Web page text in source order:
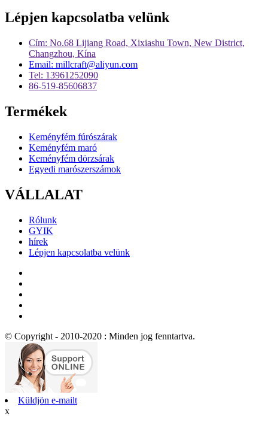
Lépjen kapcsolatba velünk
Cím: No.68 Lijiang Road, Xixiashu Town, New District,
Changzhou, Kína
Email: millcraft@aliyun.com
Tel: 13961252090
86-519-85606837
Termékek
Keményfém fúrószárak
Keményfém maró
Keményfém dörzsárak
Egyedi marószerszámok
VÁLLALAT
Rólunk
GYIK
hírek
Lépjen kapcsolatba velünk
© Copyright - 2010-2020 : Minden jog fenntartva.
Küldjön e-mailt
x